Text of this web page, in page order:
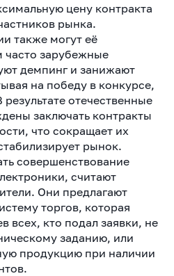
цену контракта
рынка.
также могут её
зарубежные
демпинг и занижают
на победу в конкурсе,
результате отечественные
заключать контракты
что сокращает их
рынок.
совершенствование
считают
Они предлагают
торгов, которая
всех, кто подал заявки, не
заданию, или
продукцию при наличии